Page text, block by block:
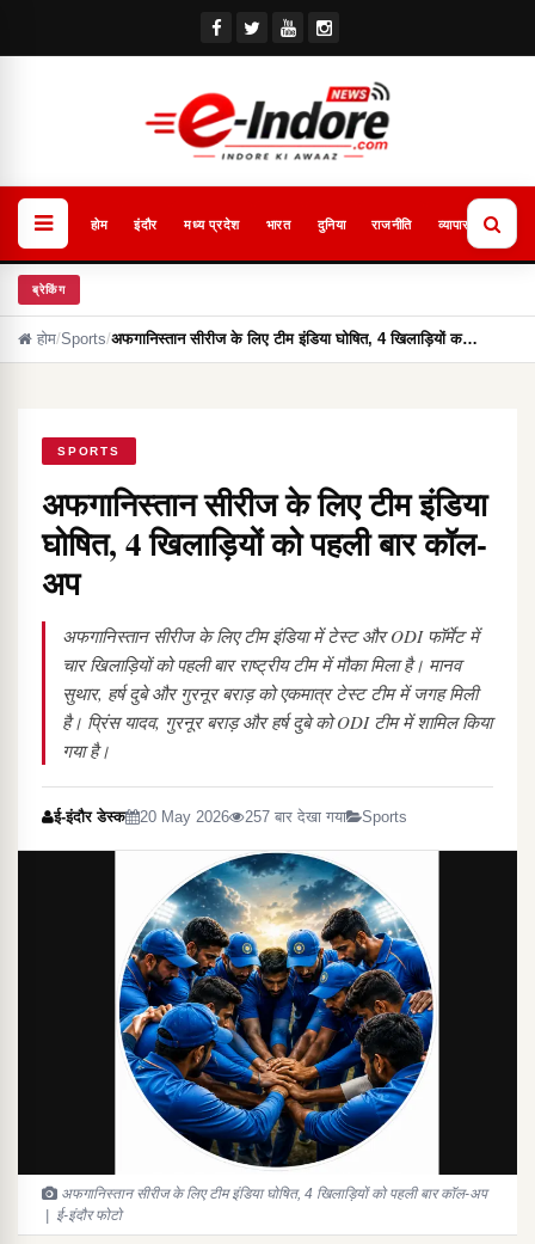
होम इंदौर मध्य प्रदेश भारत दुनिया राजनीति व्यापार खेल
ब्रेकिंग
होम/Sports/अफगानिस्तान सीरीज के लिए टीम इंडिया घोषित, 4 खिलाड़ियों क…
SPORTS
अफगानिस्तान सीरीज के लिए टीम इंडिया
घोषित, 4 खिलाड़ियों को पहली बार कॉल-
अप
अफगानिस्तान सीरीज के लिए टीम इंडिया में टेस्ट और ODI फॉर्मेट में
चार खिलाड़ियों को पहली बार राष्ट्रीय टीम में मौका मिला है। मानव
सुथार, हर्ष दुबे और गुरनूर बराड़ को एकमात्र टेस्ट टीम में जगह मिली
है। प्रिंस यादव, गुरनूर बराड़ और हर्ष दुबे को ODI टीम में शामिल किया
गया है।
ई-इंदौर डेस्क 20 May 2026 257 बार देखा गया Sports
अफगानिस्तान सीरीज के लिए टीम इंडिया घोषित, 4 खिलाड़ियों को पहली बार कॉल-अप
| ई-इंदौर फोटो